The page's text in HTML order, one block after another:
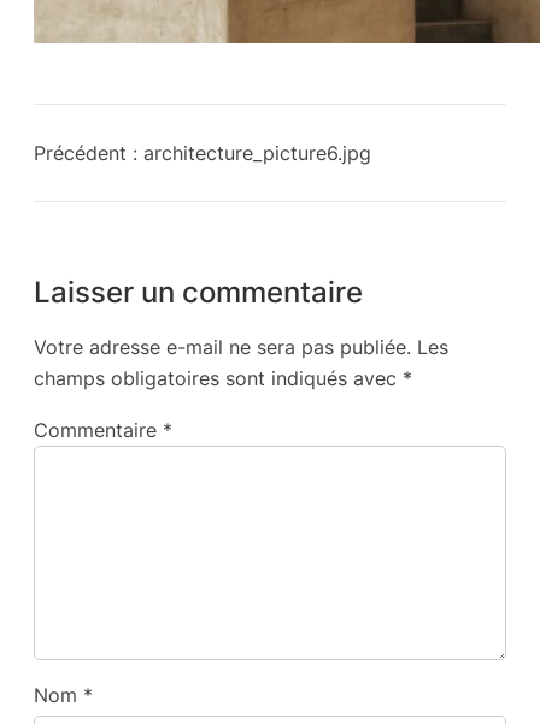
Précédent : architecture_picture6.jpg
Laisser un commentaire
Votre adresse e-mail ne sera pas publiée. Les
champs obligatoires sont indiqués avec *
Commentaire *
Nom *